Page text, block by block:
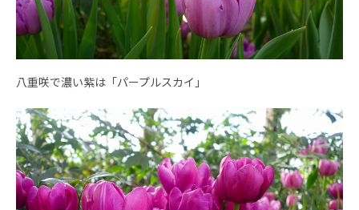
八重咲で濃い紫は「パープルスカイ」